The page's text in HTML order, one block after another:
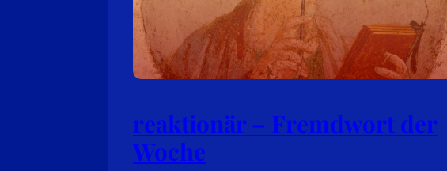
reaktionär – Fremdwort der
Woche